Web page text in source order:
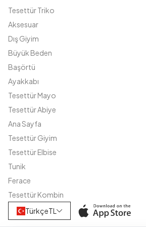
Tesettür Triko
Aksesuar
Dış Giyim
Büyük Beden
Başörtü
Ayakkabı
Tesettür Mayo
Tesettür Abiye
Ana Sayfa
Tesettür Giyim
Tesettür Elbise
Tunik
Ferace
Tesettür Kombin
TürkçeTL